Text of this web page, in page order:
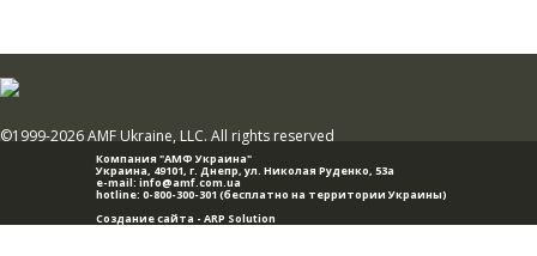
Компания "АМФ Украина"
Украина, 49101, г. Днепр,ул. Николая Руденко, 53а
e-mail: info@amf.com.ua
hotline: 0-800-300-301 (бесплатно на территории Украины)
Создание сайта -ARP Solution
©1999-2026 AMF Ukraine, LLC. All rights reserved